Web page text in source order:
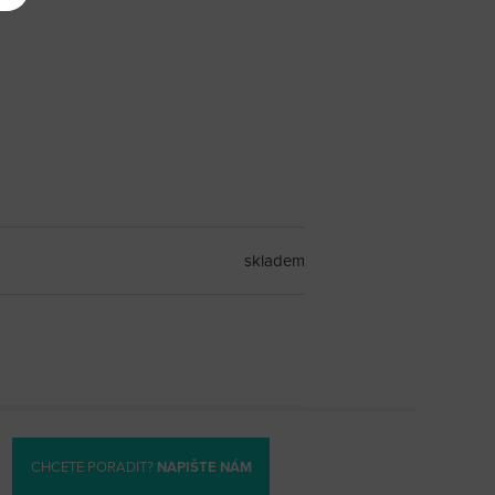
skladem
CHCETE PORADIT? NAPIŠTE NÁM